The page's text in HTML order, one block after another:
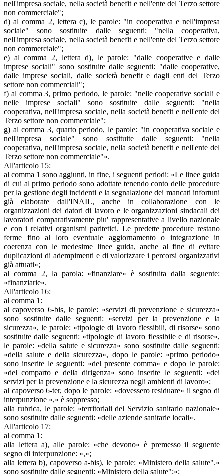
nell'impresa sociale, nella società benefit e nell'ente del Terzo settore
non commerciale";
d) al comma 2, lettera c), le parole: "in cooperativa e nell'impresa
sociale" sono sostituite dalle seguenti: "nella cooperativa,
nell'impresa sociale, nella società benefit e nell'ente del Terzo settore
non commerciale";
e) al comma 2, lettera d), le parole: "dalle cooperative e dalle
imprese sociali" sono sostituite dalle seguenti: "dalle cooperative,
dalle imprese sociali, dalle società benefit e dagli enti del Terzo
settore non commerciali";
f) al comma 3, primo periodo, le parole: "nelle cooperative sociali e
nelle imprese sociali" sono sostituite dalle seguenti: "nella
cooperativa, nell'impresa sociale, nella società benefit e nell'ente del
Terzo settore non commerciale";
g) al comma 3, quarto periodo, le parole: "in cooperativa sociale e
nell'impresa sociale" sono sostituite dalle seguenti: "nella
cooperativa, nell'impresa sociale, nella società benefit e nell'ente del
Terzo settore non commerciale"».
All'articolo 15:
al comma 1 sono aggiunti, in fine, i seguenti periodi: «Le linee guida
di cui al primo periodo sono adottate tenendo conto delle procedure
per la gestione degli incidenti e la segnalazione dei mancati infortuni
già elaborate dall'INAIL, anche in collaborazione con le
organizzazioni dei datori di lavoro e le organizzazioni sindacali dei
lavoratori comparativamente piu' rappresentative a livello nazionale
e con i relativi organismi paritetici. Le predette procedure restano
ferme fino al loro eventuale aggiornamento o integrazione in
coerenza con le medesime linee guida, anche al fine di evitare
duplicazioni di adempimenti e di valorizzare i percorsi organizzativi
già attuati»;
al comma 2, la parola: «finanziare» è sostituita dalla seguente:
«finanziarie».
All'articolo 16:
al comma 1:
al capoverso 6-bis, le parole: «servizi di prevenzione e sicurezza»
sono sostituite dalle seguenti: «servizi per la prevenzione e la
sicurezza», le parole: «tipologie di lavoro flessibili, di risorse» sono
sostituite dalle seguenti: «tipologie di lavoro flessibile e di risorse»,
le parole: «della salute e sicurezza» sono sostituite dalle seguenti:
«della salute e della sicurezza», dopo le parole: «primo periodo»
sono inserite le seguenti: «del presente comma» e dopo le parole:
«del comparto e della dirigenza» sono inserite le seguenti: «dei
servizi per la prevenzione e la sicurezza negli ambienti di lavoro»;
al capoverso 6-ter, dopo le parole: «dovessero residuare» il segno di
interpunzione «,» è soppresso;
alla rubrica, le parole: «territoriali del Servizio sanitario nazionale»
sono sostituite dalle seguenti: «delle aziende sanitarie locali».
All'articolo 17:
al comma 1:
alla lettera a), alle parole: «che devono» è premesso il seguente
segno di interpunzione: «,»;
alla lettera b), capoverso a-bis), le parole: «Ministero della salute".»
sono sostituite dalle seguenti: «Ministero della salute";»;